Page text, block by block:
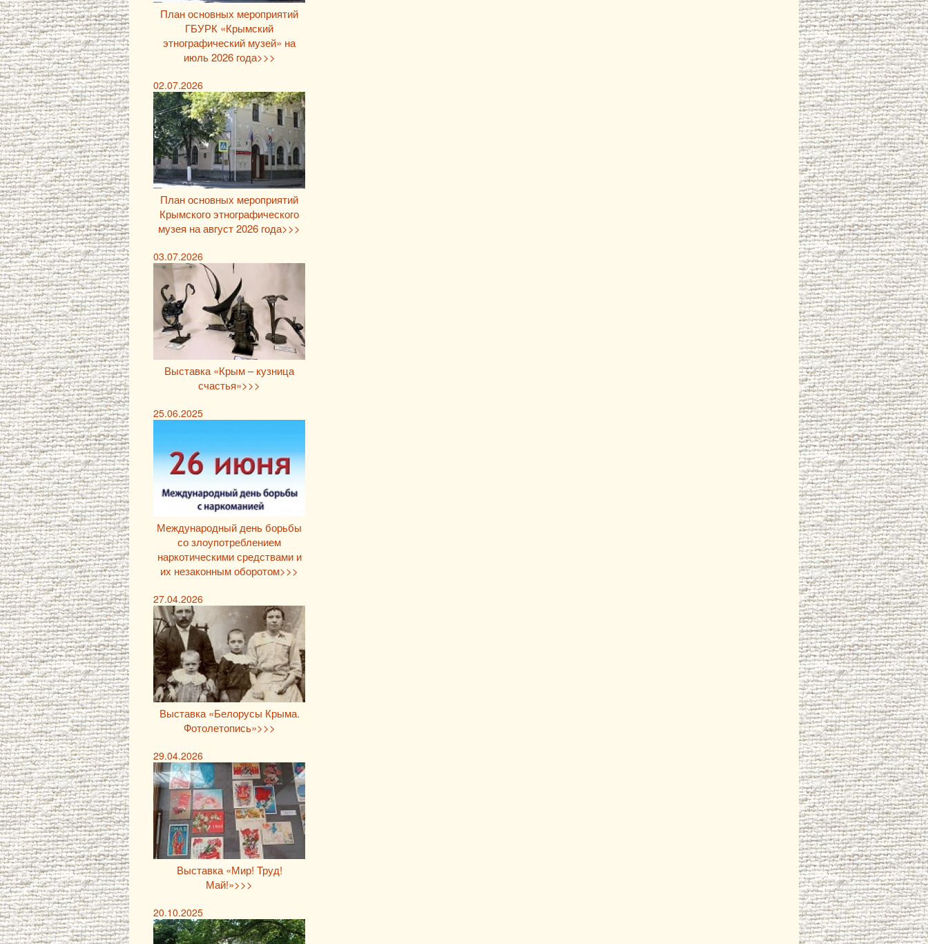
План основных мероприятий
ГБУРК «Крымский
этнографический музей» на
июль 2026 года>>>
02.07.2026
План основных мероприятий
Крымского этнографического
музея на август 2026 года>>>
03.07.2026
Выставка «Крым – кузница
счастья»>>>
25.06.2025
Международный день борьбы
со злоупотреблением
наркотическими средствами и
их незаконным оборотом>>>
27.04.2026
Выставка «Белорусы Крыма.
Фотолетопись»>>>
29.04.2026
Выставка «Мир! Труд!
Май!»>>>
20.10.2025